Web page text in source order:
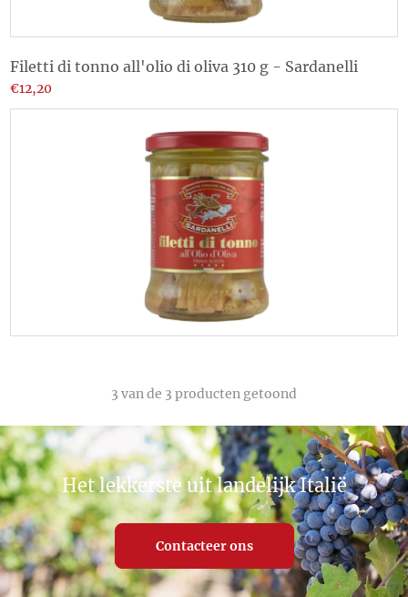
Filetti di tonno all'olio di oliva 310 g - Sardanelli
€12,20
3 van de 3 producten getoond
Het lekkerste uit landelijk Italië
Contacteer ons